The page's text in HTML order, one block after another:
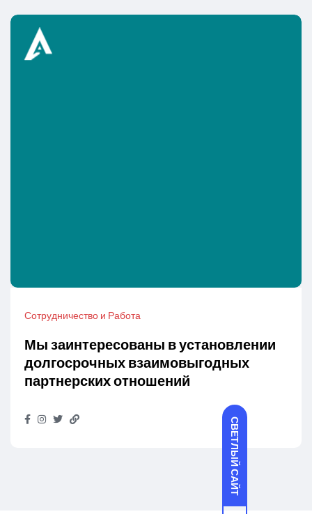
СВЕТЛЫЙ САЙТ
Сотрудничество и Работа
Мы заинтересованы в установлении
долгосрочных взаимовыгодных
партнерских отношений